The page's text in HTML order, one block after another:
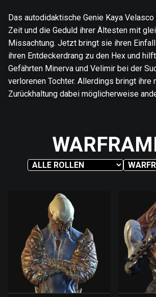
Das autodidaktische Genie Kaya
Zeit und die Geduld ihrer Ältesten mit
Missachtung. Jetzt bringt sie ihren
ihren Entdeckerdrang zu den Hex und
Gefährten Minerva und Velimir bei der
verlorenen Tochter. Allerdings bringt ihre
Zurückhaltung dabei möglicherweise